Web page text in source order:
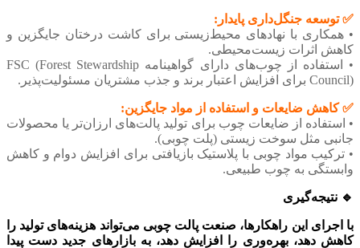
✅ توسعه جنگل‌داری پایدار:
• همکاری با نهادهای محیط‌زیستی برای کاشت درختان جایگزین و
کاهش اثرات زیست‌محیطی.
• استفاده از چوب‌های دارای گواهینامه FSC (Forest Stewardship
Council) برای افزایش اعتبار برند و جذب مشتریان مسئولیت‌پذیر.
✅ کاهش ضایعات و استفاده از مواد جایگزین:
• استفاده از ضایعات چوب برای تولید پالت‌های ارزان‌تر یا محصولات
جانبی مثل سوخت زیستی (پلت چوبی).
• ترکیب مواد چوبی با پلاستیک بازیافتی برای افزایش دوام و کاهش
وابستگی به چوب طبیعی.
🔹 نتیجه‌گیری
با اجرای این راهکارها، صنعت پالت چوبی می‌تواند هزینه‌های تولید را
کاهش دهد، بهره‌وری را افزایش دهد، به بازارهای جدید دست پیدا